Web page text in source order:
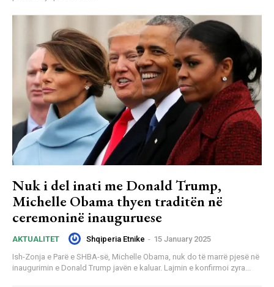
Nuk i del inati me Donald Trump,
Michelle Obama thyen traditën në
ceremoninë inauguruese
AKTUALITET Shqiperia Etnike - 15 January 2025
Ish-Zonja e Parë e SHBA-së, Michelle Obama, nuk do të marrë pjesë në
inaugurimin e Donald Trump javën e kaluar. Lajmin e konfirmoi zyra...